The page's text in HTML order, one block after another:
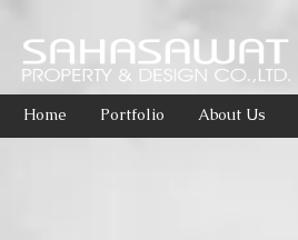
Home Portfolio About Us